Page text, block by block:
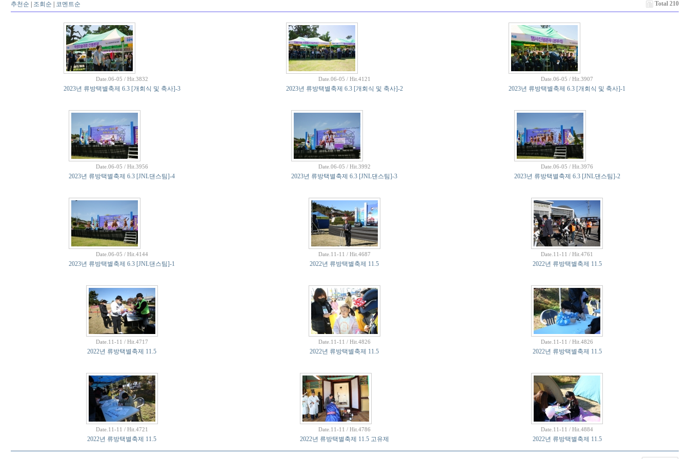
추천순 조회순 코멘트순 Total 210
Date.06-05 / Hit.3832
2023년 류방택별축제 6.3 [개회식 및 축사]-3
Date.06-05 / Hit.4121
2023년 류방택별축제 6.3 [개회식 및 축사]-2
Date.06-05 / Hit.3907
2023년 류방택별축제 6.3 [개회식 및 축사]-1
Date.06-05 / Hit.3956
2023년 류방택별축제 6.3 [JNL댄스팀]-4
Date.06-05 / Hit.3992
2023년 류방택별축제 6.3 [JNL댄스팀]-3
Date.06-05 / Hit.3976
2023년 류방택별축제 6.3 [JNL댄스팀]-2
Date.06-05 / Hit.4144
2023년 류방택별축제 6.3 [JNL댄스팀]-1
Date.11-11 / Hit.4687
2022년 류방택별축제 11.5
Date.11-11 / Hit.4761
2022년 류방택별축제 11.5
Date.11-11 / Hit.4717
2022년 류방택별축제 11.5
Date.11-11 / Hit.4826
2022년 류방택별축제 11.5
Date.11-11 / Hit.4826
2022년 류방택별축제 11.5
Date.11-11 / Hit.4721
2022년 류방택별축제 11.5
Date.11-11 / Hit.4786
2022년 류방택별축제 11.5 고유제
Date.11-11 / Hit.4884
2022년 류방택별축제 11.5